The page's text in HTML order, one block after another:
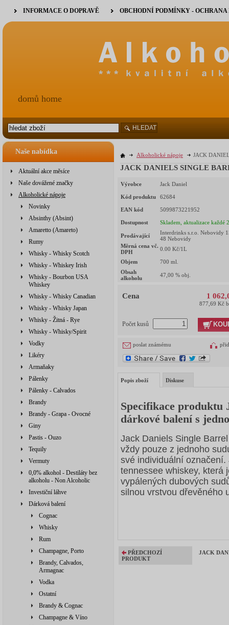
Naše nabídka
Aktuální akce měsíce
Naše dovážené značky
Alkoholické nápoje
Novinky
Absinthy (Absint)
Amaretto (Amareto)
Rumy
Whisky - Whisky Scotch
Whisky - Whiskey Irish
Whisky - Bourbon USA
Whiskey
Whisky - Whisky Canadian
Whisky - Whisky Japan
Whisky - Žitná - Rye
Whisky - Whisky/Spirit
Vodky
Likéry
Armaňaky
Pálenky
Pálenky - Calvados
Brandy
Brandy - Grapa - Ovocné
Giny
Pastis - Ouzo
Tequily
Vermuty
0,0% alkohol - Destiláty bez
alkoholu - Non Alcoholic
Investiční láhve
Dárková balení
Cognac
Whisky
Rum
Champagne, Porto
Brandy, Calvados,
Armagnac
Vodka
Ostatní
Brandy & Cognac
Champagne & Víno
Alkoholické nápoje JACK
JACK DANIELS SINGLE
Výrobce Jack Daniel
Kód produktu 62684
EAN kód 5099873221952
Dostupnost Skladem, aktualizace každé
Prodávající
Interdrinks s.r.o. Nebovidy
48 Nebovidy
Měrná cena vč.
DPH
0.00 Kč/1L
Objem 700 ml.
Obsah
alkoholu
47,00 % obj.
Cena 1
877,69 Kč
Počet kusů
poslat známému
Popis zboží Diskuse
Specifikace produktu
dárkové balení s
Jack Daniels Single
vždy pouze z jednoho
své individuální
tennessee whiskey, která
vypálených dubových
silnou vrstvou dřevěného
PŘEDCHOZÍ
PRODUKT
JACK
INFORMACE O DOPRAVĚ OBCHODNÍ PODMÍNKY -
domů home
HLEDAT